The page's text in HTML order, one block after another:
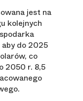
jest na
kolejnych
do 2025
co
2050 r. 8,5